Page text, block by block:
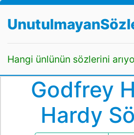
Hangi ünlünün sözlerini
Godfrey
Hardy